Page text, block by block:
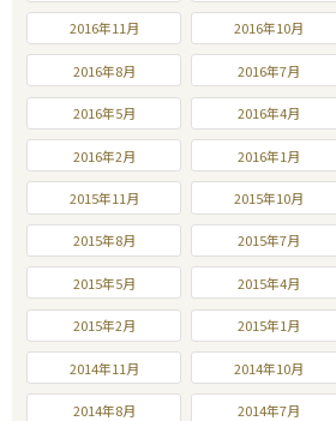
2016年11月 2016年10月
2016年8月 2016年7月
2016年5月 2016年4月
2016年2月 2016年1月
2015年11月 2015年10月
2015年8月 2015年7月
2015年5月 2015年4月
2015年2月 2015年1月
2014年11月 2014年10月
2014年8月 2014年7月